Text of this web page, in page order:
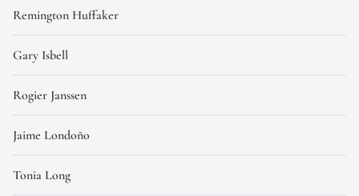
Remington Huffaker
Gary Isbell
Rogier Janssen
Jaime Londoño
Tonia Long